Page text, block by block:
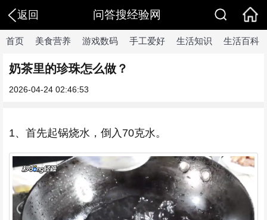
返回 问答搜经验网
首页 美食营养 游戏数码 手工爱好 生活知识 生活百科
奶茶里的珍珠怎么做？
2026-04-24 02:46:53
1、首先起锅烧水，倒入70克水。